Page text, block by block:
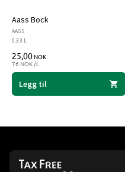
Aass Bock
AASS
0.33 L
25,00NOK
76 NOK /L
Legg til